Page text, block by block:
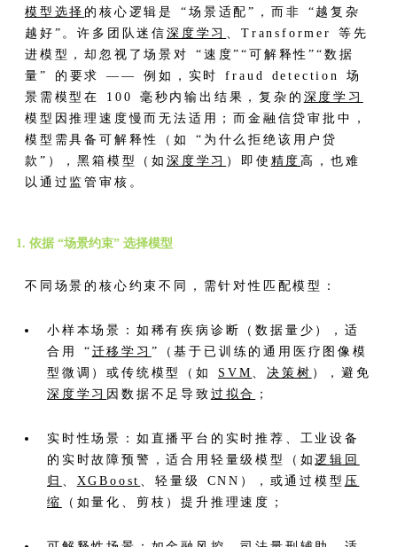
模型选择 的核心逻辑是 “场景适配”，而非 “越复杂
越好”。许多团队迷信 深度学习 、Transformer 等先
进模型，却忽视了场景对 “速度”“可解释性”“数据
量” 的要求 —— 例如，实时 fraud detection 场
景需模型在 100 毫秒内输出结果，复杂的 深度学习
模型因推理速度慢而无法适用；而金融信贷审批中，
模型需具备可解释性（如 “为什么拒绝该用户贷
款”），黑箱模型（如 深度学习 ）即使 精度高，也难
以通过监管审核。
1. 依据 “场景约束” 选择模型
不同场景的核心约束不同，需针对性匹配模型：
小样本场景：如稀有疾病诊断（数据量少），适
合用 “ 迁移学习 ”（基于已训练的通用医疗图像模
型微调）或传统模型（如 SVM 、决策树 ），避免
深度学习 因数据不足导致 过拟合 ；
实时性场景：如直播平台的实时推荐、工业设备
的实时故障预警，适合用轻量级模型（如逻辑回
归 、 XGBoost 、轻量级 CNN），或通过模型 压
缩
（如量化、剪枝）提升推理速度；